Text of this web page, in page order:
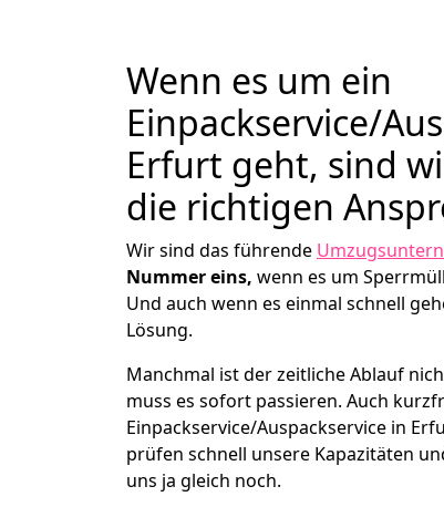
Wenn es um ein
Einpackservice/
Erfurt geht, sind
die richtigen
Wir sind das führende
Nummer eins, wenn es um
Und auch wenn es einmal schnell
Lösung.
Manchmal ist der zeitliche Ablauf
muss es sofort passieren. Auch
Einpackservice/Auspackservice in
prüfen schnell unsere Kapazitäten
uns ja gleich noch.